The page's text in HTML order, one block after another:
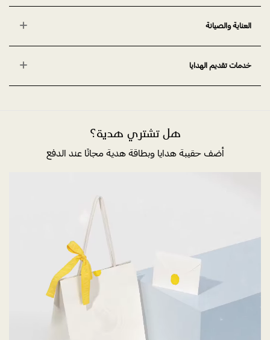
العناية والصيانة
خدمات تقديم الهدايا
هل تشتري هدية؟
أضف حقيبة هدايا وبطاقة هدية مجانًا عند الدفع